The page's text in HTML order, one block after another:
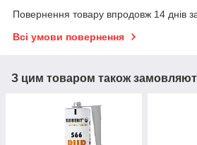
Повернення товару впродовж 14 днів
Всі умови повернення
З цим товаром також